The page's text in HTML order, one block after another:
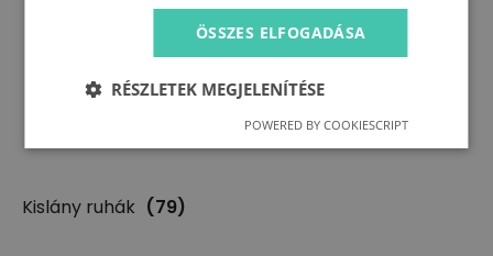
Kislány ruhák (79)
ÖSSZES ELFOGADÁSA
RÉSZLETEK MEGJELENÍTÉSE
POWERED BY COOKIESCRIPT